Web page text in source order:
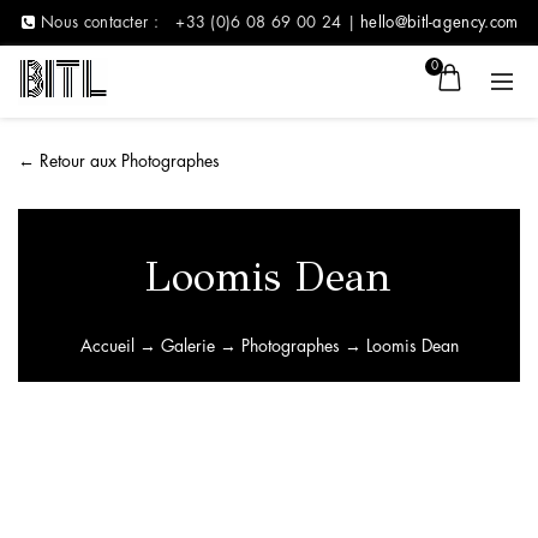
Nous contacter : +33 (0)6 08 69 00 24 | hello@bitl-agency.com
0
← Retour aux Photographes
Loomis Dean
Accueil → Galerie→ Photographes → Loomis Dean